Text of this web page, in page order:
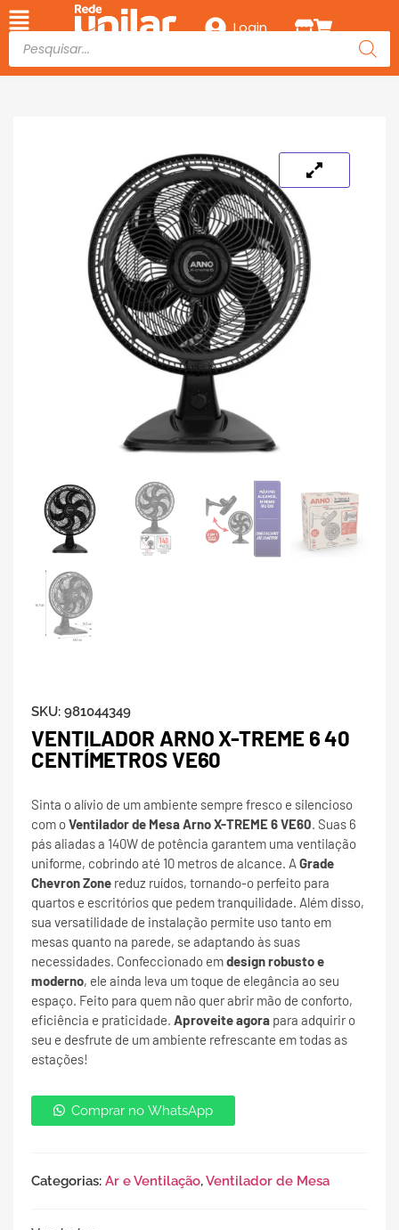
Login
SKU: 981044349
VENTILADOR ARNO X-TREME 6 40
CENTÍMETROS VE60
Sinta o alívio de um ambiente sempre fresco e silencioso
com oVentilador de Mesa Arno X-TREME 6 VE60. Suas 6
pás aliadas a 140W de potência garantem uma ventilação
uniforme, cobrindo até 10 metros de alcance. AGrade
Chevron Zone reduz ruídos, tornando-o perfeito para
quartos e escritórios que pedem tranquilidade. Além disso,
sua versatilidade de instalação permite uso tanto em
mesas quanto na parede, se adaptando às suas
necessidades. Confeccionado emdesign robusto e
moderno, ele ainda leva um toque de elegância ao seu
espaço. Feito para quem não quer abrir mão de conforto,
eficiência e praticidade. Aproveite agora para adquirir o
seu e desfrute de um ambiente refrescante em todas as
estações!
Comprar no WhatsApp
Categorias: Ar e Ventilação,Ventilador de Mesa